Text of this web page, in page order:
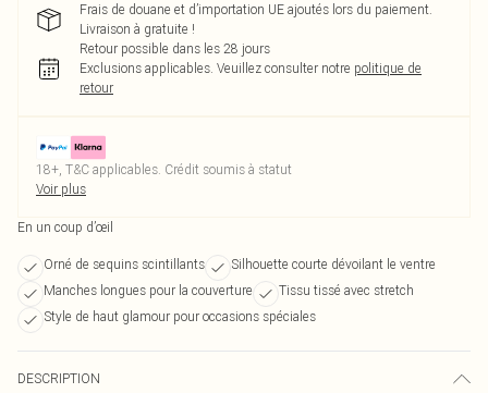
Frais de douane et d’importation UE ajoutés lors du paiement.
Livraison à gratuite !
Retour possible dans les 28 jours
Exclusions applicables. Veuillez consulter notre politique de
retour
18+, T&C applicables. Crédit soumis à statut
Voir plus
En un coup d’œil
Orné de sequins scintillants
Silhouette courte dévoilant le ventre
Manches longues pour la couverture
Tissu tissé avec stretch
Style de haut glamour pour occasions spéciales
DESCRIPTION